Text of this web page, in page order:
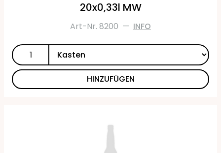
20x0,33l MW
Art-Nr. 8200 — INFO
HINZUFÜGEN